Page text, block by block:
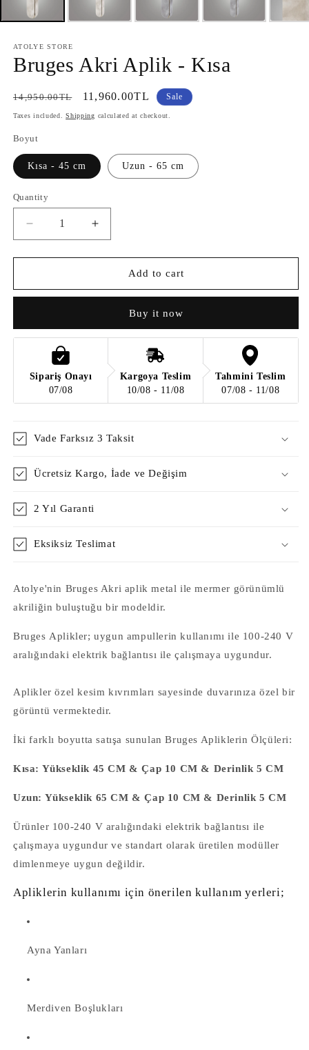
ATOLYE STORE
Bruges Akri Aplik - Kısa
Regular
price
14,950.00TL
Sale
price
11,960.00TL Sale
Taxes included.Shipping calculated at checkout.
Boyut
Kısa - 45 cm Uzun - 65 cm
Quantity
Quantity
Decrease
quantity
for
Akri
Kısa
Increase
quantity
for
Bruges
Akri
Kısa
Add to cart
Buy it now
Sipariş Onayı
07/08
Kargoya Teslim
10/08 - 11/08
Tahmini Teslim
07/08 - 11/08
Vade Farksız 3 Taksit
Ücretsiz Kargo, İade ve Değişim
2 Yıl Garanti
Eksiksiz Teslimat
Atolye'nin Bruges Akri aplik metal ile mermer görünümlü
akriliğin buluştuğu bir modeldir.
Bruges Aplikler; uygun ampullerin kullanımı ile 100-240 V
aralığındaki elektrik bağlantısı ile çalışmaya uygundur.
Aplikler özel kesim kıvrımları sayesinde duvarınıza özel bir
görüntü vermektedir.
İki farklı boyutta satışa sunulan Bruges Apliklerin Ölçüleri:
Kısa: Yükseklik 45 CM & Çap 10 CM & Derinlik 5 CM
Uzun: Yükseklik 65 CM & Çap 10 CM & Derinlik 5 CM
Ürünler 100-240 V aralığındaki elektrik bağlantısı ile
çalışmaya uygundur ve standart olarak üretilen modüller
dimlenmeye uygun değildir.
Apliklerin kullanımı için önerilen kullanım yerleri;
Ayna Yanları
Merdiven Boşlukları